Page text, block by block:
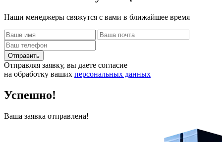
Наши менеджеры свяжутся с вами в ближайшее время
Отправить
Отправляя заявку, вы даете согласие
на обработку ваших персональных данных
Успешно!
Ваша заявка отправлена!